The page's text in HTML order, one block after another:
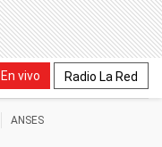
En vivo Radio La Red
ANSES